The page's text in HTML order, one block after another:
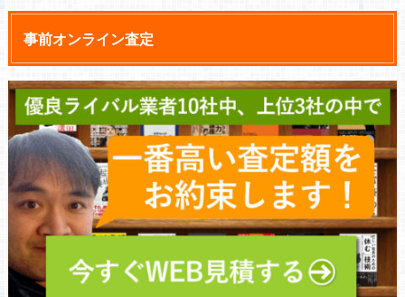
事前オンライン査定